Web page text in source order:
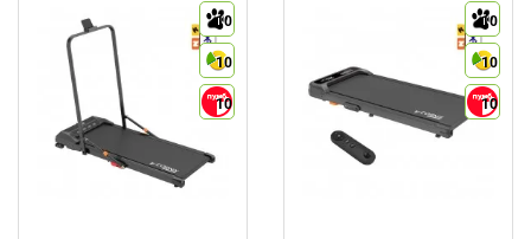
10
10
10
10
10
10